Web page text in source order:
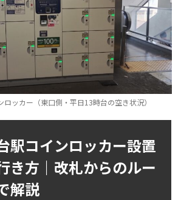
ッカー（東口側・平日13時台の空き状況）
駅コインロッカー設置
き方｜改札からのルー
解説